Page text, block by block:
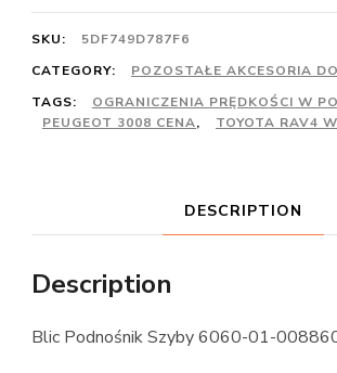
SKU:
5DF749D787F6
CATEGORY:
POZOSTAŁE AKCESORIA
TAGS:
OGRANICZENIA PRĘDKOŚCI W
PEUGEOT 3008 CENA, TOYOTA RAV4
DESCRIPTION
Description
Blic Podnośnik Szyby 6060-01-